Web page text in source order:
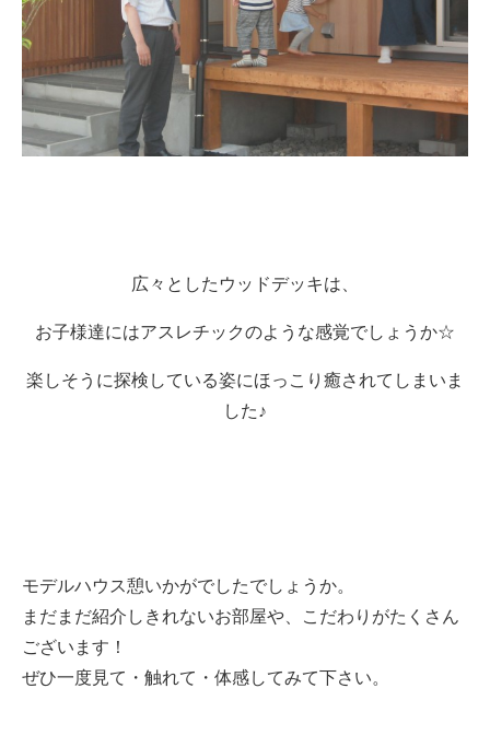
広々としたウッドデッキは、
お子様達にはアスレチックのような感覚でしょうか☆
楽しそうに探検している姿にほっこり癒されてしまいま
した♪
モデルハウス憩いかがでしたでしょうか。
まだまだ紹介しきれないお部屋や、こだわりがたくさん
ございます！
ぜひ一度見て・触れて・体感してみて下さい。